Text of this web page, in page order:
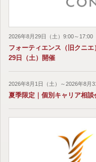
2026年8月29日（土）9:00～17:00
フォーティエンス（旧クニ
29日（土）開催
2026年8月1日（土）～2026年8月
夏季限定｜個別キャリア相